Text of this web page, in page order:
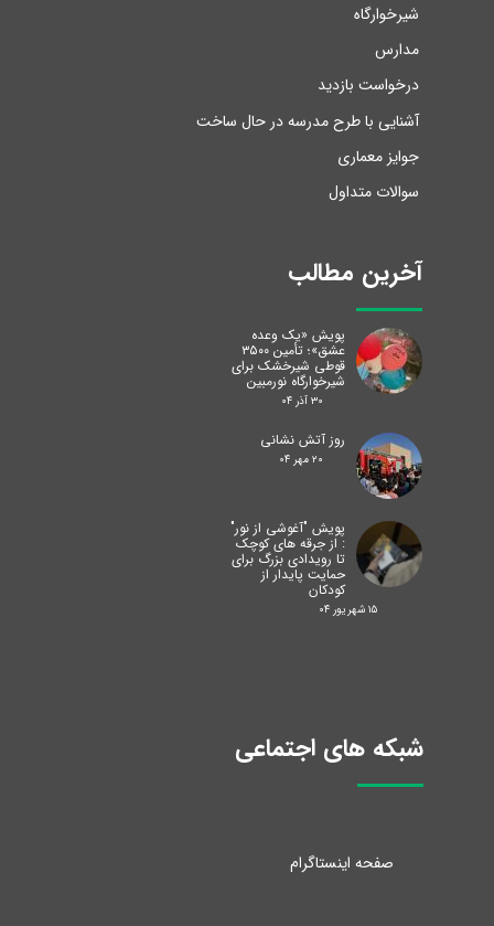
شیرخوارگاه
مدارس
درخواست بازدید
آشنایی با طرح مدرسه در حال ساخت
جوایز معماری
سوالات متداول
آخرین مطالب
پویش «یک وعده
عشق»؛ تأمین ۳۵۰۰
قوطی شیرخشک برای
شیرخوارگاه نورمبین
۳۰ آذر ۰۴
روز آتش نشانی
۲۰ مهر ۰۴
پویش "آغوشی از نور"
: از جرقه های کوچک
تا رویدادی بزرگ برای
حمایت پایدار از
کودکان
۱۵ شهریور ۰۴
شبکه های اجتماعی
صفحه اینستاگرام